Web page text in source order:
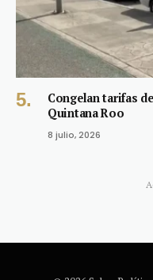
Congelan tarifas
Quintana Roo
8 julio, 2026